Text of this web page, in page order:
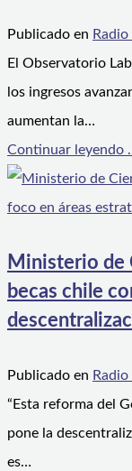
Publicado en
El Observatorio
los ingresos
aumentan la…
Continuar leyendo
Ministerio de
becas chile
Publicado en
“Esta reforma del
pone la
es…